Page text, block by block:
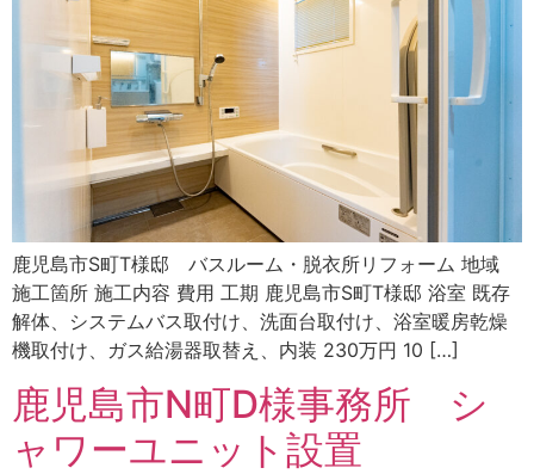
鹿児島市S町T様邸 バスルーム・脱衣所リフォーム 地域
施工箇所 施工内容 費用 工期 鹿児島市S町T様邸 浴室 既存
解体、システムバス取付け、洗面台取付け、浴室暖房乾燥
機取付け、ガス給湯器取替え、内装 230万円 10 […]
鹿児島市N町D様事務所 シ
ャワーユニット設置